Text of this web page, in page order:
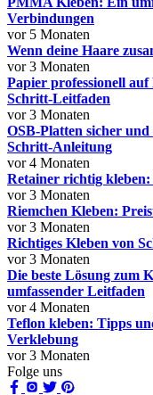
Verbindungen
vor 5 Monaten
Wenn deine Haare
vor 3 Monaten
Papier professionell
Schritt-Leitfaden
vor 3 Monaten
OSB-Platten sicher
Schritt-Anleitung
vor 4 Monaten
Retainer richtig
vor 3 Monaten
Riemchen Kleben:
vor 3 Monaten
Richtiges Kleben von
vor 3 Monaten
Die beste Lösung zum
umfassender Leitfaden
vor 4 Monaten
Teflon kleben: Tipps
Verklebung
vor 3 Monaten
Folge uns